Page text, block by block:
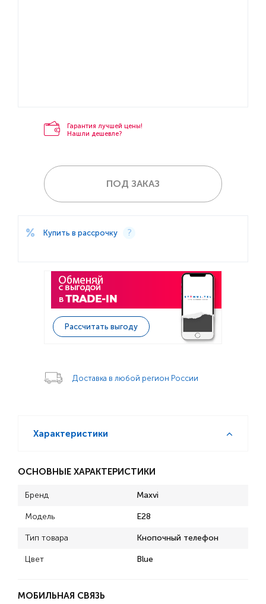
Гарантия лучшей цены!
Нашли дешевле?
ПОД ЗАКАЗ
Купить в рассрочку
Рассчитать выгоду
Доставка в любой регион России
Характеристики
ОСНОВНЫЕ ХАРАКТЕРИСТИКИ
Бренд Maxvi
Модель E28
Тип товара Кнопочный телефон
Цвет Blue
МОБИЛЬНАЯ СВЯЗЬ